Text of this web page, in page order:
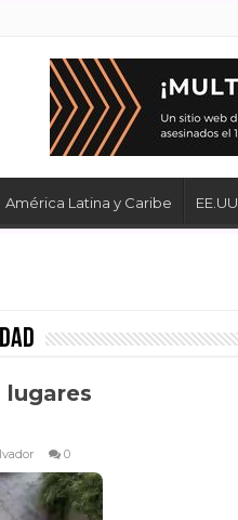
América Latina y Caribe EE.UU
lugares
0